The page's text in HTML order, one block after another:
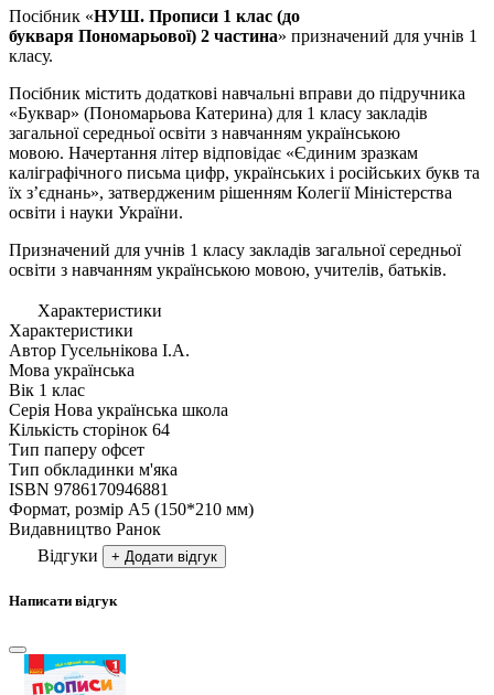
Посiбник «НУШ. Прописи 1 клас (до
букваря Пономарьової) 2 частина» призначений для учнiв 1
класу.
Посібник містить додаткові навчальні вправи до підручника
«Буквар» (Пономарьова Катерина) для 1 класу закладів
загальної середньої освіти з навчанням українською
мовою. Начертання літер відповідає «Єдиним зразкам
каліграфічного письма цифр, українських і російських букв та
їх з’єднань», затвердженим рішенням Колегії Міністерства
освіти і науки України.
Призначений для учнів 1 класу закладів загальної середньої
освіти з навчанням українською мовою, учителів, батьків.
Характеристики
Характеристики
Автор Гусельнікова І.А.
Мова українська
Вік 1 клас
Серія Нова українська школа
Кількість сторінок 64
Тип паперу офсет
Тип обкладинки м'яка
ISBN 9786170946881
Формат, розмір А5 (150*210 мм)
Видавництво Ранок
Відгуки
+ Додати відгук
Написати відгук